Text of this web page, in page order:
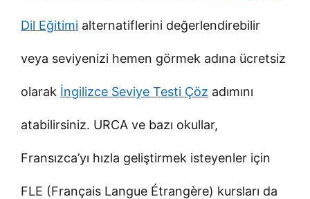
Dil Eğitimi alternatiflerini değerlendirebilir
veya seviyenizi hemen görmek adına ücretsiz
olarak İngilizce Seviye Testi Çöz adımını
atabilirsiniz. URCA ve bazı okullar,
Fransızca’yı hızla geliştirmek isteyenler için
FLE (Français Langue Étrangère) kursları da